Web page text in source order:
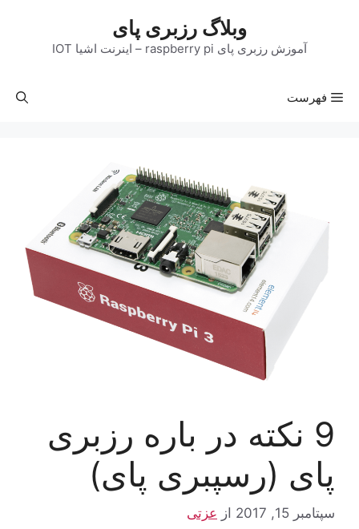
وبلاگ رزبری پای
آموزش رزبری پای raspberry pi – اینرنت اشیا IOT
فهرست
9 نکته در باره رزبری
پای (رسپبری پای)
سپتامبر 15, 2017 از عزتی